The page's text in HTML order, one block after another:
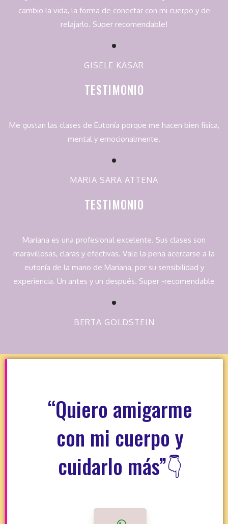
cambio la vida, la forma de conectar con mi cuerpo y de
relajarlo. Super recomendable!
GISELE KASAR
TESTIMONIO
Me gustan las clases de Eutonía porque me hacen bien física,
mental y emocionalmente.
MARIA SARA ATTENA
TESTIMONIO
Mariana es una profesional excelente. Sus clases son
maravillosas, claras y efectivas. Vale la pena acercarse a la
eutonía de la mano de Mariana, por su sensibilidad y
experiencia. Un antes y un después. Super -recomendable
BERTA GOLDSTEIN
“Quiero amigarme
con mi cuerpo y
cuidarlo más”👇